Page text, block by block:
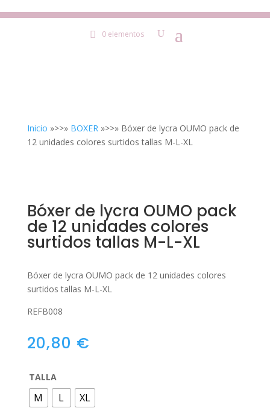
0 elementos
Inicio »>>» BOXER»>>» Bóxer de lycra OUMO pack de
12 unidades colores surtidos tallas M-L-XL
Bóxer de lycra OUMO pack
de 12 unidades colores
surtidos tallas M-L-XL
Bóxer de lycra OUMO pack de 12 unidades colores
surtidos tallas M-L-XL
REFB008
20,80 €
TALLA
M L XL